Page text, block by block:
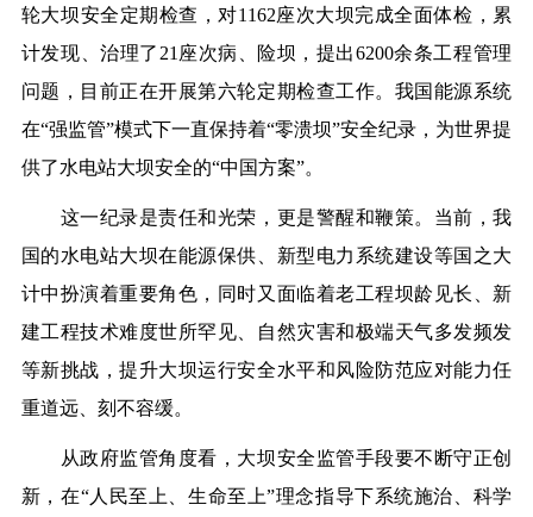
轮大坝安全定期检查，对1162座次大坝完成全面体检，累
计发现、治理了21座次病、险坝，提出6200余条工程管理
问题，目前正在开展第六轮定期检查工作。我国能源系统
在“强监管”模式下一直保持着“零溃坝”安全纪录，为世界提
供了水电站大坝安全的“中国方案”。
这一纪录是责任和光荣，更是警醒和鞭策。当前，我
国的水电站大坝在能源保供、新型电力系统建设等国之大
计中扮演着重要角色，同时又面临着老工程坝龄见长、新
建工程技术难度世所罕见、自然灾害和极端天气多发频发
等新挑战，提升大坝运行安全水平和风险防范应对能力任
重道远、刻不容缓。
从政府监管角度看，大坝安全监管手段要不断守正创
新，在“人民至上、生命至上”理念指导下系统施治、科学